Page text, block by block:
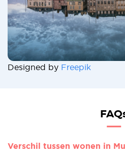
Designed by Freepik
Verschil tussen wonen in